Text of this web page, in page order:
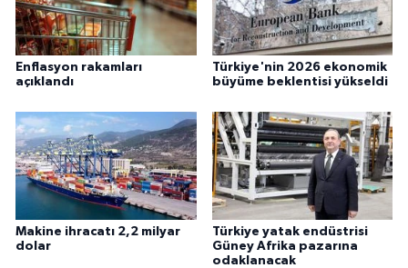
Enflasyon rakamları
açıklandı
Türkiye'nin 2026 ekonomik
büyüme beklentisi yükseldi
Makine ihracatı 2,2 milyar
dolar
Türkiye yatak endüstrisi
Güney Afrika pazarına
odaklanacak